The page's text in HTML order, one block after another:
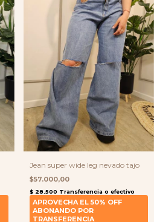
Jean super wide leg nevado tajo
$57.000,00